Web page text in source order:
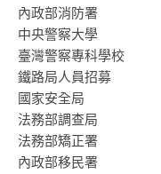
內政部消防署
中央警察大學
臺灣警察專科學校
鐵路局人員招募
國家安全局
法務部調查局
法務部矯正署
內政部移民署